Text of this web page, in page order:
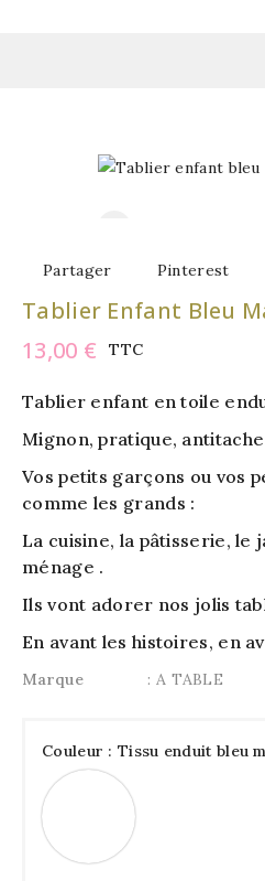
Partager Pinterest
Tablier Enfant Bleu
13,00 €
TTC
Tablier enfant en toile
Mignon, pratique,
Vos petits garçons ou vos
comme les grands :
La cuisine, la pâtisserie, le
ménage .
Ils vont adorer nos jolis
En avant les histoires, en
Marque : A TABLE
Couleur : Tissu enduit bleu
marine
Voyage